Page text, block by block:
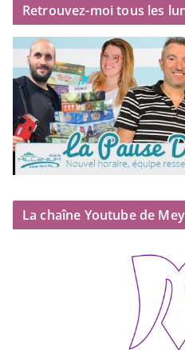
Retrouvez-moi tous les
La chaîne Youtube de